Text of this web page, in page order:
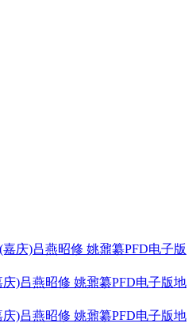
)吕燕昭修 姚鼐纂PFD电子版地
)吕燕昭修 姚鼐纂PFD电子版地